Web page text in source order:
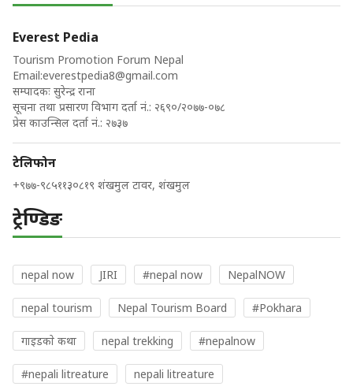
Everest Pedia
Tourism Promotion Forum Nepal
Email:everestpedia8@gmail.com
सम्पादकः सुरेन्द्र राना
सूचना तथा प्रसारण विभाग दर्ता नं.: २६९०/२०७७-०७८
प्रेस काउन्सिल दर्ता नं.: २७३७
टेलिफोन
+९७७-९८५११३०८१९ शंखमुल टावर, शंखमुल
ट्रेण्डिङ
nepal now JIRI #nepal now NepalNOW
nepal tourism Nepal Tourism Board #Pokhara
गाइडकाे कथा nepal trekking #nepalnow
#nepali litreature nepali litreature